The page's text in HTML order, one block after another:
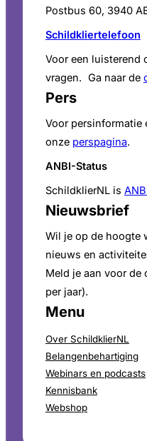
Postbus 60, 3940
Schildkliertelefoon
Voor een luisterend
vragen. Ga naar de
Pers
Voor persinformatie
onze perspagina.
ANBI-Status
SchildklierNL is
Nieuwsbrief
Wil je op de hoogte
nieuws en
Meld je aan voor de
per jaar).
Menu
Over SchildklierNL
Belangenbehartiging
Webinars en podcasts
Kennisbank
Webshop